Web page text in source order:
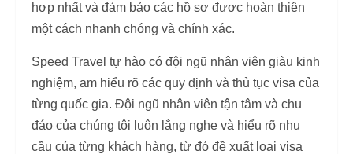
hợp nhất và đảm bảo các hồ sơ được hoàn thiện
một cách nhanh chóng và chính xác.
Speed Travel tự hào có đội ngũ nhân viên giàu kinh
nghiệm, am hiểu rõ các quy định và thủ tục visa của
từng quốc gia. Đội ngũ nhân viên tận tâm và chu
đáo của chúng tôi luôn lắng nghe và hiểu rõ nhu
cầu của từng khách hàng, từ đó đề xuất loại visa